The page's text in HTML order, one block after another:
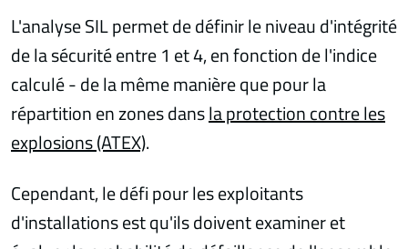
L'analyse SIL permet de définir le niveau d'intégrité
de la sécurité entre 1 et 4, en fonction de l'indice
calculé - de la même manière que pour la
répartition en zones dansla protection contre les
explosions (ATEX).
Cependant, le défi pour les exploitants
d'installations est qu'ils doivent examiner et